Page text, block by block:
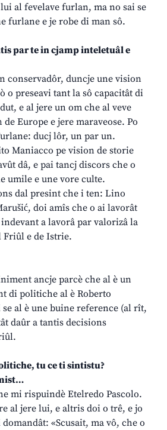
al fevelave furlan, ma no sai se
furlane e je robe di man sô.
par te in cjamp inteletuâl e
conservadôr, duncje une vision
o preseavi tant la sô capacitât di
e al jere un om che al veve
Europe e jere maraveose. Po
ducj lôr, un par un.
Maniacco pe vision de storie
dâ, e pai tancj discors che o
umile e une vore culte.
dal presint che i ten: Lino
doi amîs che o ai lavorât
a lavorâ par valorizâ la
Friûl e de Istrie.
ancje parcè che al è un
di politiche al è Roberto
al è une buine reference (al rît,
daûr a tantis decisions
tu ce ti sintistu?
mi rispuindè Etelredo Pascolo.
al jere lui, e altris doi o trê, e jo
«Scusait, ma vô, che o